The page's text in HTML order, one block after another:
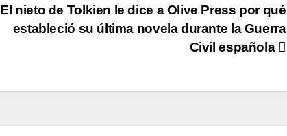
El nieto de Tolkien le dice a Olive Press por qué
estableció su última novela durante la Guerra
Civil española